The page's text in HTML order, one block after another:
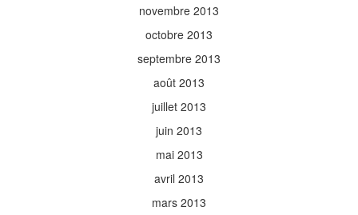
novembre 2013
octobre 2013
septembre 2013
août 2013
juillet 2013
juin 2013
mai 2013
avril 2013
mars 2013